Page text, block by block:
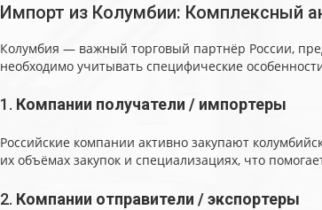
Импорт из Колумбии: Комплексный
Колумбия — важный торговый партнёр России,
необходимо учитывать специфические
1. Компании получатели / импортеры
Российские компании активно закупают
их объёмах закупок и специализациях, что
2. Компании отправители / экспортеры